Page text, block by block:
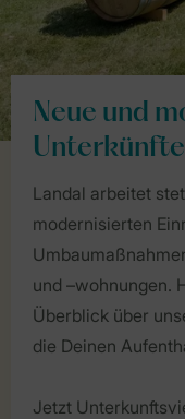
Neue und
Unterkünfte
Landal arbeitet
modernisierten
und –wohnungen.
Überblick über
die Deinen
Jetzt